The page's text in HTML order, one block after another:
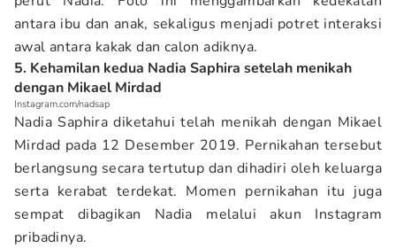
antara ibu dan anak, sekaligus menjadi potret interaksi
awal antara kakak dan calon adiknya.
5. Kehamilan kedua Nadia Saphira setelah menikah
dengan Mikael Mirdad
Instagram.com/nadsap
Nadia Saphira diketahui telah menikah dengan Mikael
Mirdad pada 12 Desember 2019. Pernikahan tersebut
berlangsung secara tertutup dan dihadiri oleh keluarga
serta kerabat terdekat. Momen pernikahan itu juga
sempat dibagikan Nadia melalui akun Instagram
pribadinya.